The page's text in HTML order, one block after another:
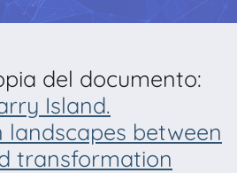
del documento:
Island.
landscapes between
transformation